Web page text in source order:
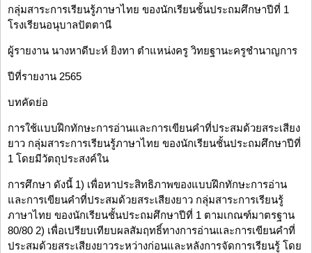
กลุ่มสาระการเรียนรู้ภาษาไทย ของนักเรียนชั้นประถมศึกษาปีที่ 1
โรงเรียนอนุบาลปัตตานี
ผู้รายงาน นางหาดีบะห์ ยิงทา ตำแหน่งครู วิทยฐานะครูชำนาญการ
ปีที่รายงาน 2565
บทคัดย่อ
การใช้แบบฝึกทักษะการอ่านและการเขียนคำที่ประสมด้วยสระเสียง
ยาว กลุ่มสาระการเรียนรู้ภาษาไทย ของนักเรียนชั้นประถมศึกษาปีที่
1 โดยมีวัตถุประสงค์ใน
การศึกษา ดังนี้ 1) เพื่อหาประสิทธิภาพของแบบฝึกทักษะการอ่าน
และการเขียนคำที่ประสมด้วยสระเสียงยาว กลุ่มสาระการเรียนรู้
ภาษาไทย ของนักเรียนชั้นประถมศึกษาปีที่ 1 ตามเกณฑ์มาตรฐาน
80/80 2) เพื่อเปรียบเทียบผลสัมฤทธิ์ทางการอ่านและการเขียนคำที่
ประสมด้วยสระเสียงยาวระหว่างก่อนและหลังการจัดการเรียนรู้ โดย